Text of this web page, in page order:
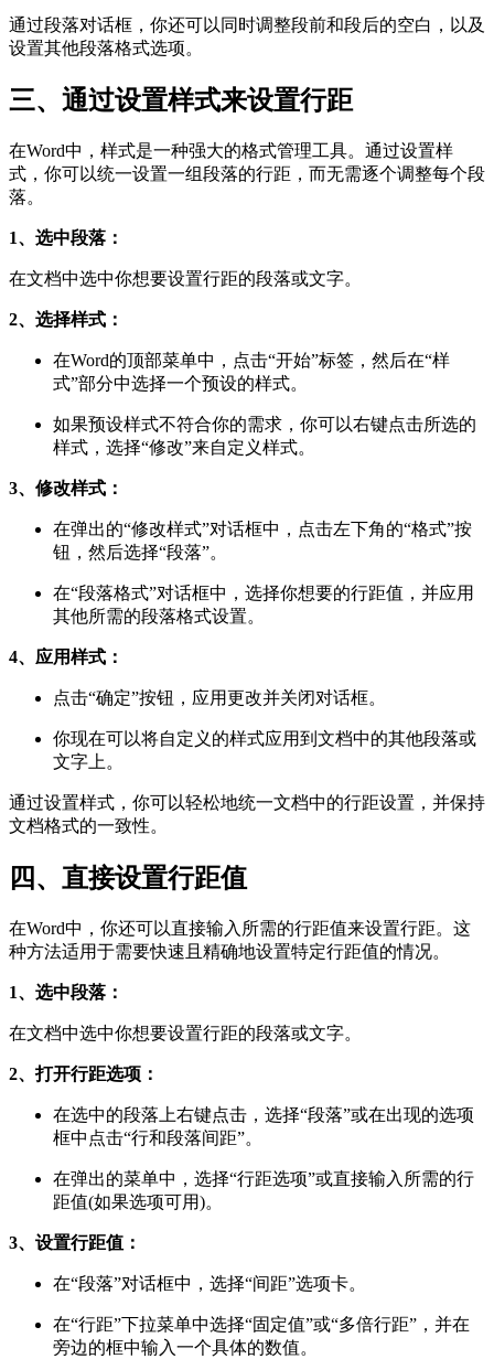
通过段落对话框，你还可以同时调整段前和段后的空白，以及
设置其他段落格式选项。
三、通过设置样式来设置行距
在Word中，样式是一种强大的格式管理工具。通过设置样
式，你可以统一设置一组段落的行距，而无需逐个调整每个段
落。
1、选中段落：
在文档中选中你想要设置行距的段落或文字。
2、选择样式：
在Word的顶部菜单中，点击“开始”标签，然后在“样
式”部分中选择一个预设的样式。
如果预设样式不符合你的需求，你可以右键点击所选的
样式，选择“修改”来自定义样式。
3、修改样式：
在弹出的“修改样式”对话框中，点击左下角的“格式”按
钮，然后选择“段落”。
在“段落格式”对话框中，选择你想要的行距值，并应用
其他所需的段落格式设置。
4、应用样式：
点击“确定”按钮，应用更改并关闭对话框。
你现在可以将自定义的样式应用到文档中的其他段落或
文字上。
通过设置样式，你可以轻松地统一文档中的行距设置，并保持
文档格式的一致性。
四、直接设置行距值
在Word中，你还可以直接输入所需的行距值来设置行距。这
种方法适用于需要快速且精确地设置特定行距值的情况。
1、选中段落：
在文档中选中你想要设置行距的段落或文字。
2、打开行距选项：
在选中的段落上右键点击，选择“段落”或在出现的选项
框中点击“行和段落间距”。
在弹出的菜单中，选择“行距选项”或直接输入所需的行
距值(如果选项可用)。
3、设置行距值：
在“段落”对话框中，选择“间距”选项卡。
在“行距”下拉菜单中选择“固定值”或“多倍行距”，并在
旁边的框中输入一个具体的数值。